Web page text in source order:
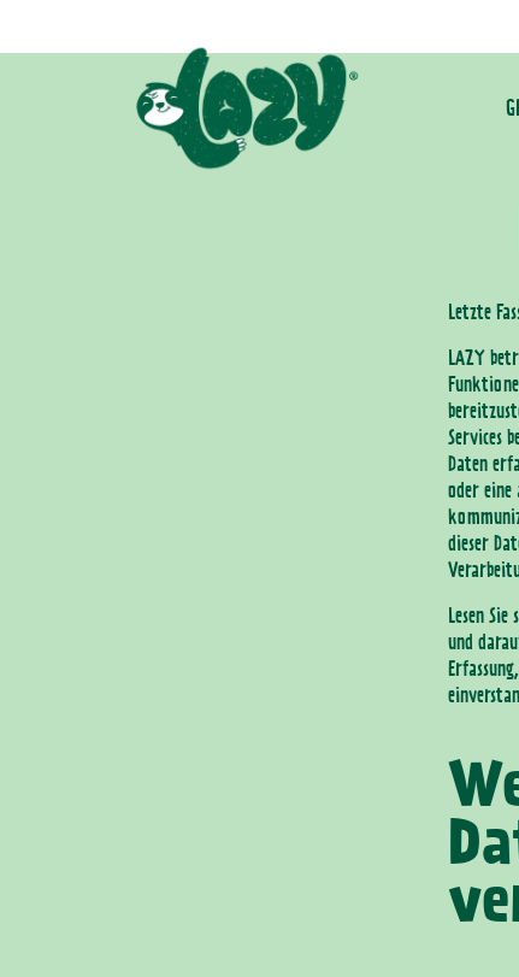
Inhalt
Letzte
LAZY
Services
Daten
oder
dieser
Lesen
und